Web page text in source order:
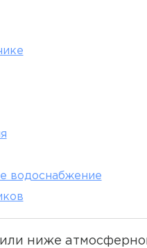
водоснабжение
ниже